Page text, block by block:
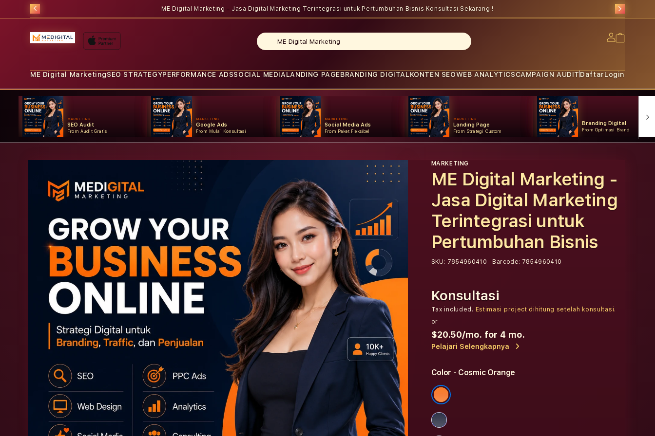
ME Digital Marketing - Jasa Digital Marketing Terintegrasi untuk Pertumbuhan Bisnis Konsultasi Sekarang !
Log
ME Digital MarketingSEO STRATEGYPERFORMANCE ADSSOCIAL MEDIALANDING PAGEBRANDING DIGITALKONTEN SEOWEB ANALYTICSCAMPAIGN AUDIT DaftarLogin
MARKETING
SEO Audit
From Audit Gratis
MARKETING
Google Ads
From Mulai Konsultasi
MARKETING
Social Media Ads
From Paket Fleksibel
MARKETING
Landing Page
From Strategi Custom
Branding Digital
From Optimasi Brand
Skip to
information
MARKETING
ME Digital Marketing -
Jasa Digital Marketing
Terintegrasi untuk
Pertumbuhan Bisnis
SKU: 7854960410 Barcode: 7854960410
Konsultasi
Tax included. Estimasi project dihitung setelah konsultasi.
or
$20.50/mo. for 4 mo.
Pelajari Selengkapnya
Color - Cosmic Orange